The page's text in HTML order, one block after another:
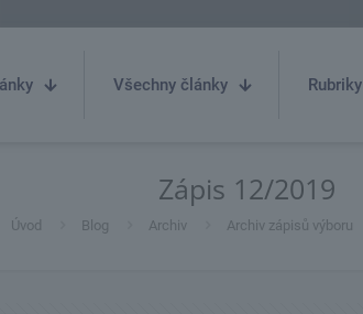
Všechny články Rubriky
Zápis 12/2019
Úvod Blog Archiv Archiv zápisů výboru